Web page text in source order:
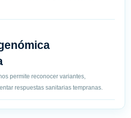
permite reconocer variantes,
respuestas sanitarias tempranas.